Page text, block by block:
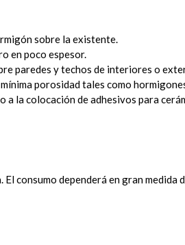
sobre la existente.
en poco espesor.
paredes y techos de interiores o
porosidad tales como
la colocación de adhesivos para
consumo dependerá en gran